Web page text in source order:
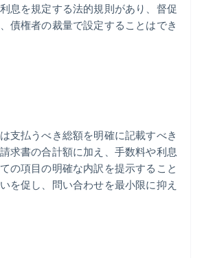
息を規定する法的規則があり、督促
債権者の裁量で設定することはでき
支払うべき総額を明確に記載すべき
求書の合計額に加え、手数料や利息
の項目の明確な内訳を提示すること
を促し、問い合わせを最小限に抑え